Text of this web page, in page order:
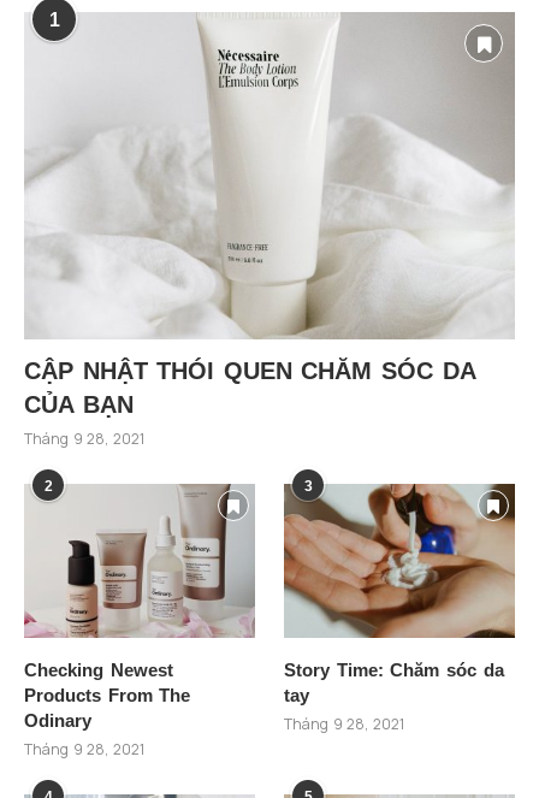
1
CẬP NHẬT THÓI QUEN CHĂM SÓC DA
CỦA BẠN
Tháng 9 28, 2021
2
Checking Newest
Products From The
Odinary
Tháng 9 28, 2021
3
Story Time: Chăm sóc da
tay
Tháng 9 28, 2021